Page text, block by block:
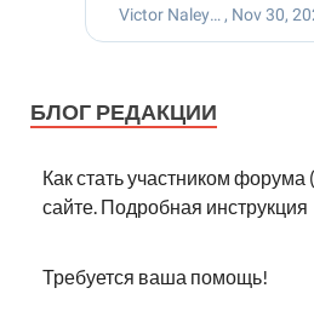
БЛОГ РЕДАКЦИИ
Как стать участником
сайте. Подробная инструкция
Требуется ваша помощь!